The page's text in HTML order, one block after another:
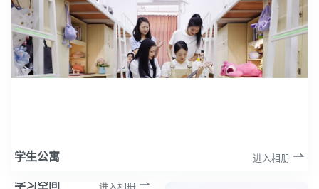
学生公寓 进入相册
学习空间